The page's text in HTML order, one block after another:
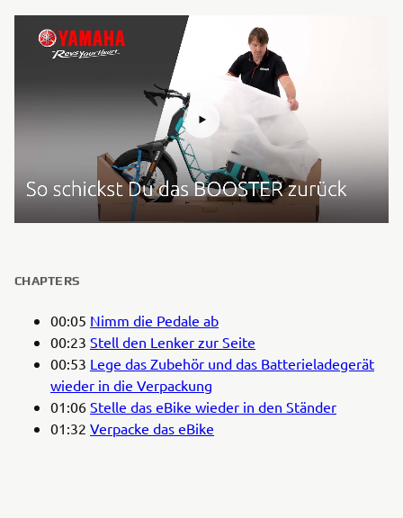
CHAPTERS
00:05 Nimm die Pedale ab
00:23 Stell den Lenker zur Seite
00:53 Lege das Zubehör und das Batterieladegerät
wieder in die Verpackung
01:06 Stelle das eBike wieder in den Ständer
01:32 Verpacke das eBike